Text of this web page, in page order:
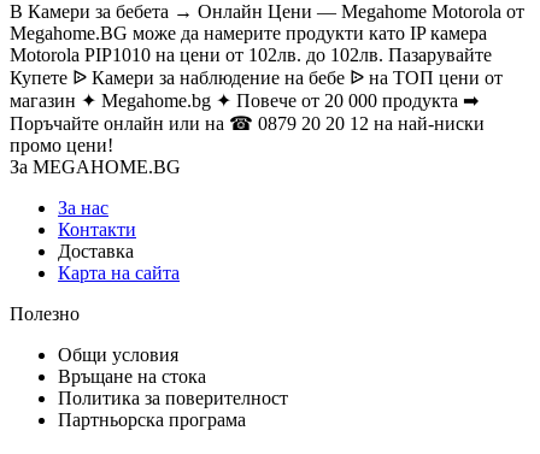
В Камери за бебета → Онлайн Цени — Megahome Motorola от
Megahome.BG може да намерите продукти като IP камера
Motorola PIP1010 на цени от 102лв. до 102лв. Пазарувайте
Купете ᐉ Камери за наблюдение на бебе ᐉ на ТОП цени от
магазин ✦ Megahome.bg ✦ Повече от 20 000 продукта ➡
Поръчайте онлайн или на ☎ 0879 20 20 12 на най-ниски
промо цени!
За MEGAHOME.BG
За нас
Контакти
Доставка
Карта на сайта
Полезно
Общи условия
Връщане на стока
Политика за поверителност
Партньорска програма